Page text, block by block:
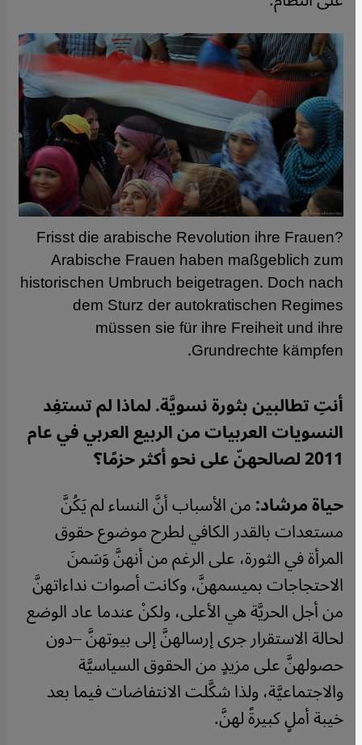
Frisst die arabische Revolution ihre Frauen?
Arabische Frauen haben maßgeblich zum
historischen Umbruch beigetragen. Doch nach
dem Sturz der autokratischen Regimes
müssen sie für ihre Freiheit und ihre
Grundrechte kämpfen.
أنتِ تطالبين بثورة نسويَّة. لماذا لم تستفِد
النسويات العربيات من الربيع العربي في عام
2011 لصالحهنّ على نحو أكثر حزمًا؟
حياة مرشاد:من الأسباب أنَّ النساء لم يَكُنَّ
مستعدات بالقدر الكافي لطرح موضوع حقوق
المرأة في الثورة، على الرغم من أنهنَّ وَسَمنَ
الاحتجاجات بميسمهنَّ، وكانت أصوات نداءاتهنَّ
من أجل الحريَّة هي الأعلى، ولكنْ عندما عاد الوضع
لحالة الاستقرار جرى إرسالهنَّ إلى بيوتهنَّ –دون
حصولهنَّ على مزيدٍ من الحقوق السياسيَّة
والاجتماعيَّة، ولذا شكَّلت الانتفاضات فيما بعد
خيبة أملٍ كبيرةً لهنَّ.